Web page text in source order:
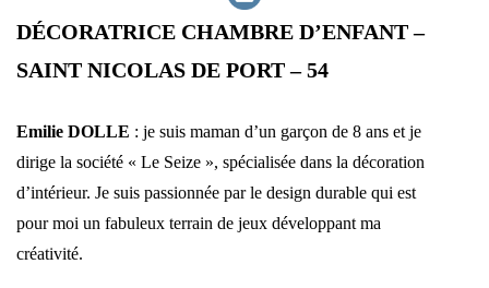
DÉCORATRICE CHAMBRE D’ENFANT –
SAINT NICOLAS DE PORT – 54
Emilie DOLLE : je suis maman d’un garçon de 8 ans et je
dirige la société « Le Seize », spécialisée dans la décoration
d’intérieur. Je suis passionnée par le design durable qui est
pour moi un fabuleux terrain de jeux développant ma
créativité.